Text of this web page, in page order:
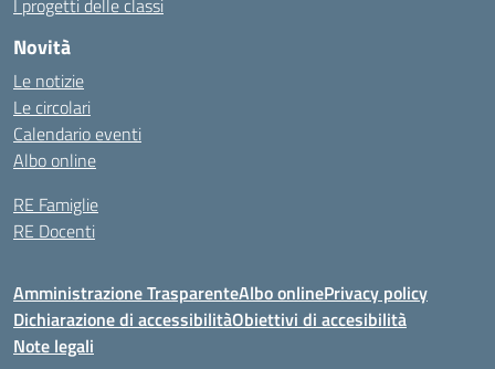
I progetti delle classi
Novità
Le notizie
Le circolari
Calendario eventi
Albo online
RE Famiglie
RE Docenti
Amministrazione TrasparenteAlbo onlinePrivacy policy
Dichiarazione di accessibilitàObiettivi di accesibilità
Note legali